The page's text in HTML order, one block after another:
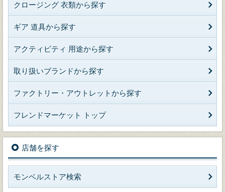
クロージング 衣類から探す
ギア 道具から探す
アクティビティ 用途から探す
取り扱いブランドから探す
ファクトリー・アウトレットから探す
フレンドマーケット トップ
店舗を探す
モンベルストア検索